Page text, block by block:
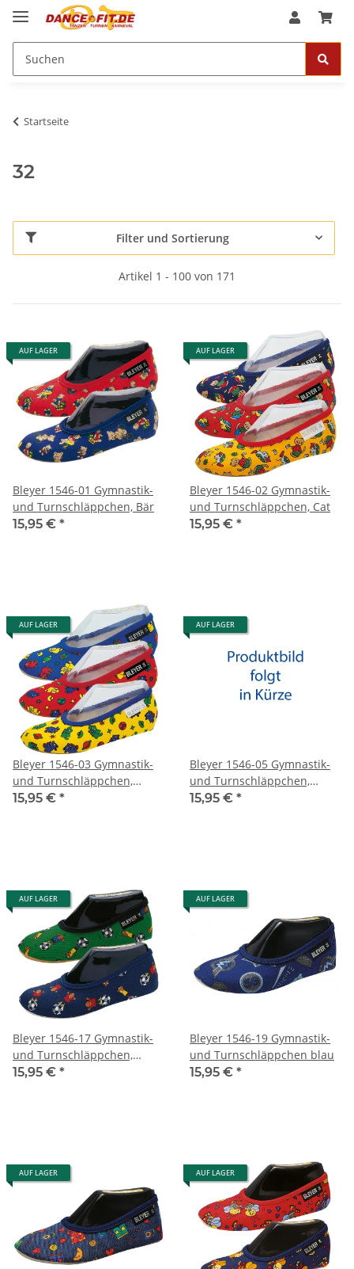
Startseite
32
Filter und Sortierung
Artikel 1 - 100 von 171
AUF LAGER
Bleyer 1546-01 Gymnastik-
und Turnschläppchen, Bär
15,95 € *
AUF LAGER
Bleyer 1546-02 Gymnastik-
und Turnschläppchen, Cat
15,95 € *
AUF LAGER
Bleyer 1546-03 Gymnastik-
und Turnschläppchen,
Jumbo
15,95 € *
AUF LAGER
Bleyer 1546-05 Gymnastik-
und Turnschläppchen,
Hund Lupo
15,95 € *
AUF LAGER
Bleyer 1546-17 Gymnastik-
und Turnschläppchen,
Fussball
15,95 € *
AUF LAGER
Bleyer 1546-19 Gymnastik-
und Turnschläppchen blau
15,95 € *
AUF LAGER AUF LAGER